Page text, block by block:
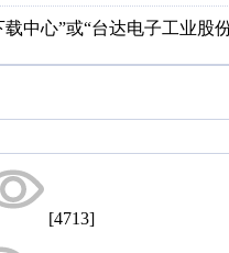
中心”或“台达电子工业股
[4713]